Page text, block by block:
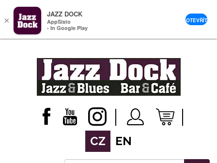
CZ EN
×
JAZZ DOCK
AppSisto
- In Google Play
OTEVŘÍT